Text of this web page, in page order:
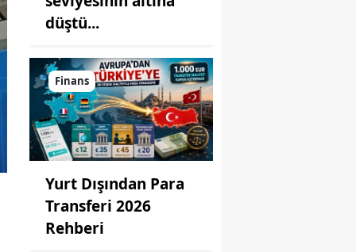
düştü...
Finans
Yurt Dışından Para
Transferi 2026
Rehberi